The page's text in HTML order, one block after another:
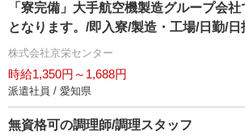
「寮完備」大手航空機製造グループ会
となります。/即入寮/製造・工場/日勤/
株式会社京栄センター
時給1,350円～1,688円
派遣社員 / 愛知県
無資格可の調理師/調理スタッフ